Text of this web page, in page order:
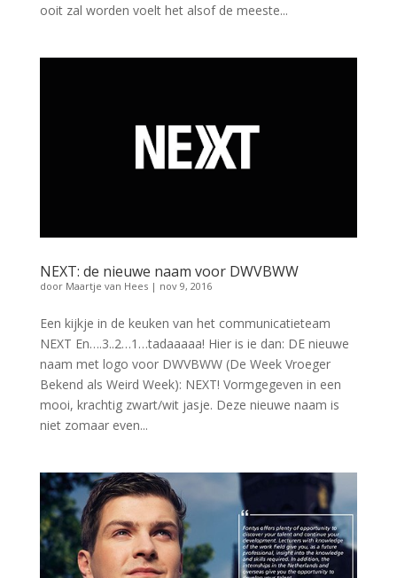
ooit zal worden voelt het alsof de meeste...
NEXT: de nieuwe naam voor DWVBWW
door Maartje van Hees| nov 9, 2016
Een kijkje in de keuken van het communicatieteam
NEXT En….3..2…1…tadaaaaa! Hier is ie dan: DE nieuwe
naam met logo voor DWVBWW (De Week Vroeger
Bekend als Weird Week): NEXT! Vormgegeven in een
mooi, krachtig zwart/wit jasje. Deze nieuwe naam is
niet zomaar even...